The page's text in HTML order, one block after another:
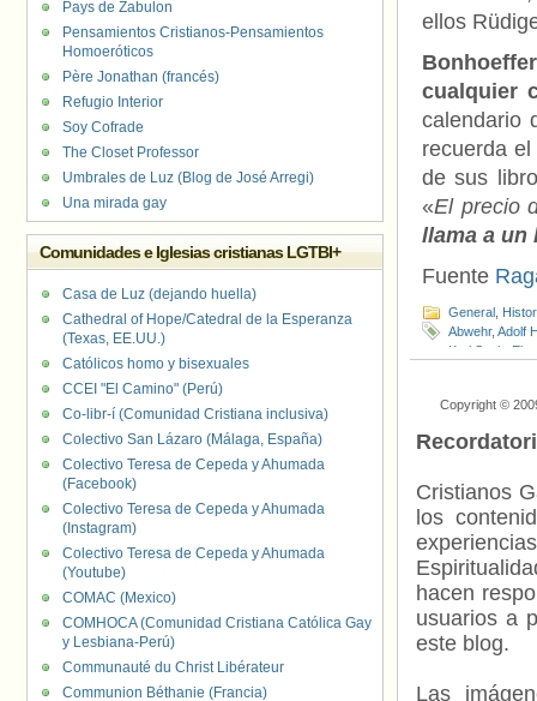
ellos
cualquier
calendario
recuerda
de sus
«El precio
llama a un
Fuente
General
Abwehr, Adolf
Karl Sack
Nacional-
Copyright ©
Cristianos
los
hacen
usuarios a
este blog.
Las
Pays de Zabulon
Pensamientos Cristianos-Pensamientos
Homoeróticos
Père Jonathan (francés)
Refugio Interior
Soy Cofrade
The Closet Professor
Umbrales de Luz (Blog de José Arregi)
Una mirada gay
Comunidades e Iglesias cristianas LGTBI+
Casa de Luz (dejando huella)
Cathedral of Hope/Catedral de la Esperanza
(Texas, EE.UU.)
Católicos homo y bisexuales
CCEI "El Camino" (Perú)
Co-libr-í (Comunidad Cristiana inclusiva)
Colectivo San Lázaro (Málaga, España)
Colectivo Teresa de Cepeda y Ahumada
(Facebook)
Colectivo Teresa de Cepeda y Ahumada
(Instagram)
Colectivo Teresa de Cepeda y Ahumada
(Youtube)
COMAC (Mexico)
COMHOCA (Comunidad Cristiana Católica Gay
y Lesbiana-Perú)
Communauté du Christ Libérateur
Communion Béthanie (Francia)